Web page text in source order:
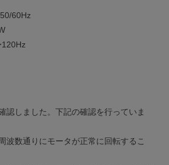
60Hz
120Hz
認しました。下記の確認を行っていま
波数通りにモータが正常に回転するこ